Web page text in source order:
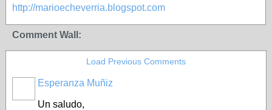
http://marioecheverria.blogspot.com
Comment Wall:
Load Previous Comments
Esperanza Muñiz
Un saludo,